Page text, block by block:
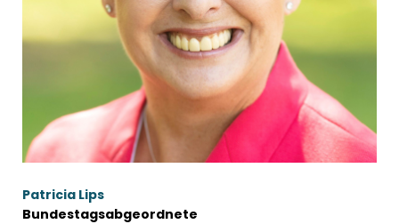
Patricia Lips
Bundestagsabgeordnete